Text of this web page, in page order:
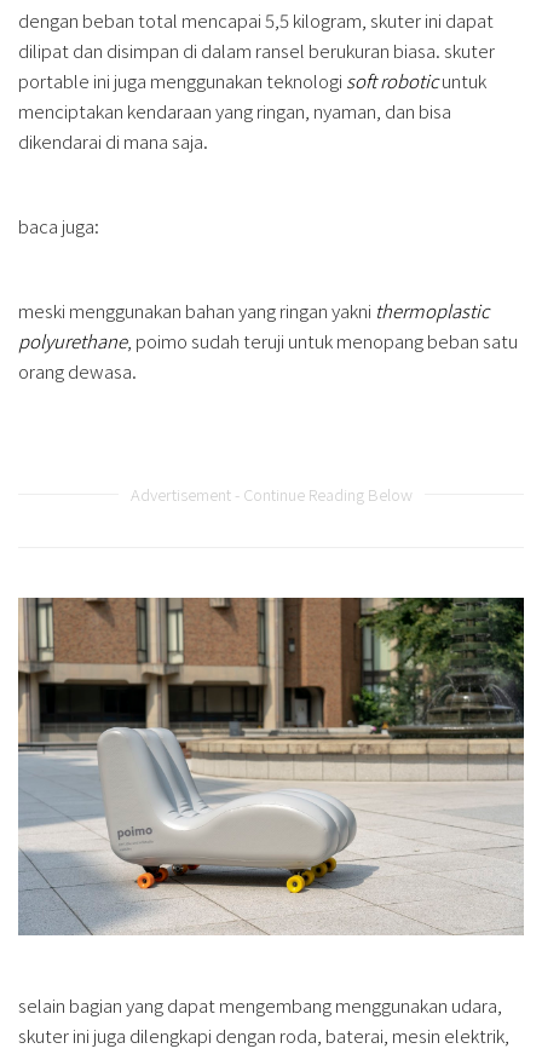
dengan beban total mencapai 5,5 kilogram, skuter ini dapat
dilipat dan disimpan di dalam ransel berukuran biasa. skuter
portable ini juga menggunakan teknologi soft roboticuntuk
menciptakan kendaraan yang ringan, nyaman, dan bisa
dikendarai di mana saja.
baca juga:
meski menggunakan bahan yang ringan yakni thermoplastic
polyurethane, poimo sudah teruji untuk menopang beban satu
orang dewasa.
Advertisement - Continue Reading Below
selain bagian yang dapat mengembang menggunakan udara,
skuter ini juga dilengkapi dengan roda, baterai, mesin elektrik,